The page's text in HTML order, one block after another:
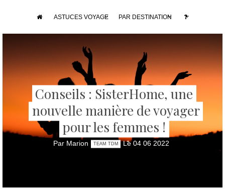
ASTUCES VOYAGE PAR DESTINATION
Conseils : SisterHome, une
nouvelle manière de voyager
pour les femmes !
Par Marion TEAM TDM Le 04 06 2022